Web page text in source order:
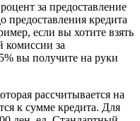
за предоставление
предоставления кредита
если вы хотите взять
комиссии за
вы получите на руки
рассчитывается на
к сумме кредита. Для